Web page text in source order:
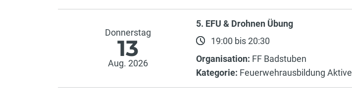
Donnerstag
13
Aug. 2026
5. EFU & Drohnen Übung
19:00 bis 20:30
Organisation: FF Badstuben
Kategorie: Feuerwehrausbildung Aktive